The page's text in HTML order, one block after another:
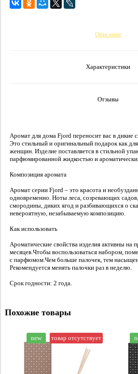
Описание
Характеристики
Отзывы
Аромат для дома Fjord переносит вас в дикие
Это стильный и оригинальный подарок как
женщин. Изделие поставляется в стильной
парфюмированной жидкостью и
Композиция аромата
Аромат серии Fjord – это красота и
одновременно. Ноты леса, созревающих
смородины, диких ягод и разбивающихся о
невероятную, незабываемую композицию.
Как использовать
Ароматические свойства изделия активны на
месяцев.Чтобы воспользоваться набором,
с парфюмом.Чем больше палочек, тем
Рекомендуется менять палочки раз в неделю.
Срок годности: 2 года.
Похожие товары
new товар отсутствует